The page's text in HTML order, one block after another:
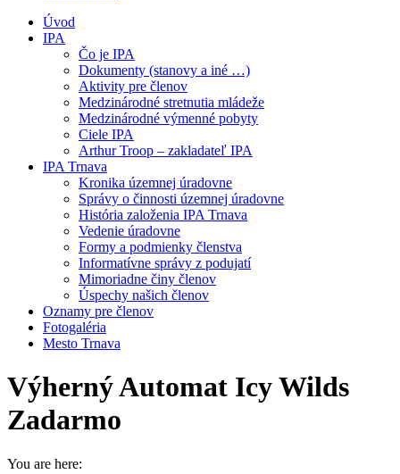
Úvod
IPA
Čo je IPA
Dokumenty (stanovy a iné …)
Aktivity pre členov
Medzinárodné stretnutia mládeže
Medzinárodné výmenné pobyty
Ciele IPA
Arthur Troop – zakladateľ IPA
IPA Trnava
Kronika územnej úradovne
Správy o činnosti územnej úradovne
História založenia IPA Trnava
Vedenie úradovne
Formy a podmienky členstva
Informatívne správy z podujatí
Mimoriadne činy členov
Úspechy našich členov
Oznamy pre členov
Fotogaléria
Mesto Trnava
Výherný Automat Icy Wilds
Zadarmo
You are here: